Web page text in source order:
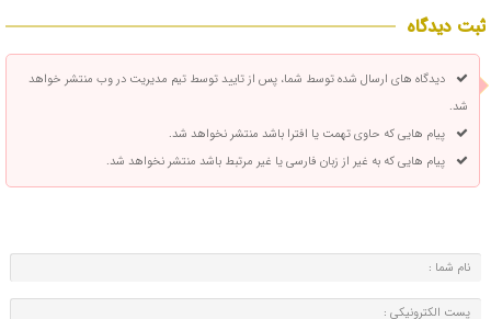
ثبت دیدگاه
دیدگاه های ارسال شده توسط شما، پس از تایید توسط تیم مدیریت در وب منتشر خواهد
شد.
پیام هایی که حاوی تهمت یا افترا باشد منتشر نخواهد شد.
پیام هایی که به غیر از زبان فارسی یا غیر مرتبط باشد منتشر نخواهد شد.